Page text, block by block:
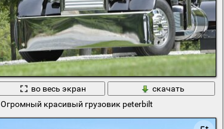
во весь экран
скачать
Огромный красивый грузовик peterbilt